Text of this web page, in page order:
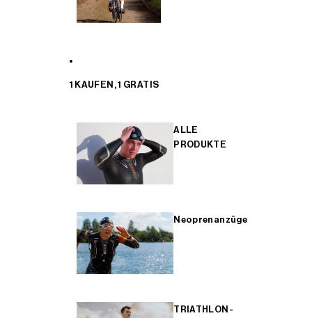
1 KAUFEN, 1 GRATIS
ALLE
PRODUKTE
Neoprenanzüge
TRIATHLON-